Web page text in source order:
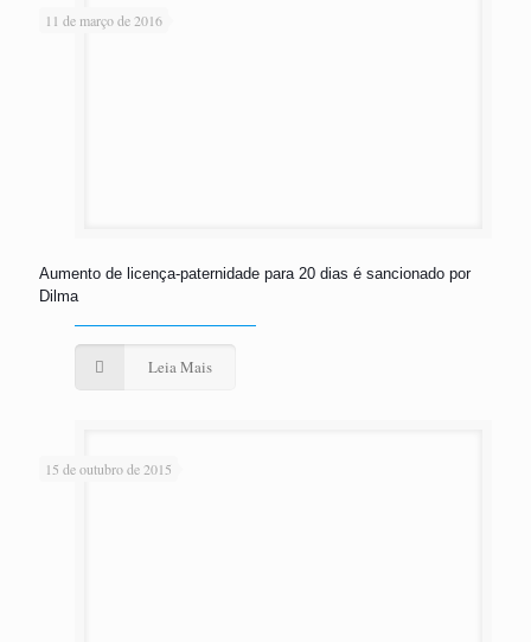
11 de março de 2016
Aumento de licença-paternidade para 20 dias é sancionado por
Dilma
Leia Mais
15 de outubro de 2015